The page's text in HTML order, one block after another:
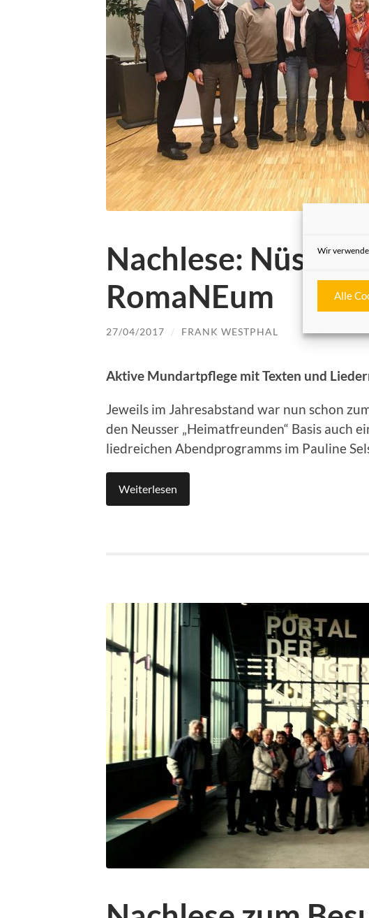
Wir
Alle
Nachlese: Nüsser
RomaNEum
27/04/2017 / FRANK WESTPHAL
Aktive Mundartpflege mit Texten und
Jeweils im Jahresabstand war nun schon
den Neusser „Heimatfreunden“ Basis auch
liedreichen Abendprogramms im Pauline
Weiterlesen